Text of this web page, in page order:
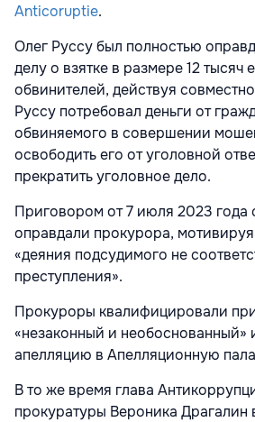
Anticoruptie.
Олег Руссу был полностью
делу о взятке в размере 12
обвинителей, действуя
Руссу потребовал деньги от
обвиняемого в совершении
освободить его от уголовной
прекратить уголовное дело.
Приговором от 7 июля 2023 года
оправдали прокурора, мотивируя
«деяния подсудимого не
преступления».
Прокуроры квалифицировали
«незаконный и необоснованный»
апелляцию в Апелляционную
В то же время глава
прокуратуры Вероника Драгалин